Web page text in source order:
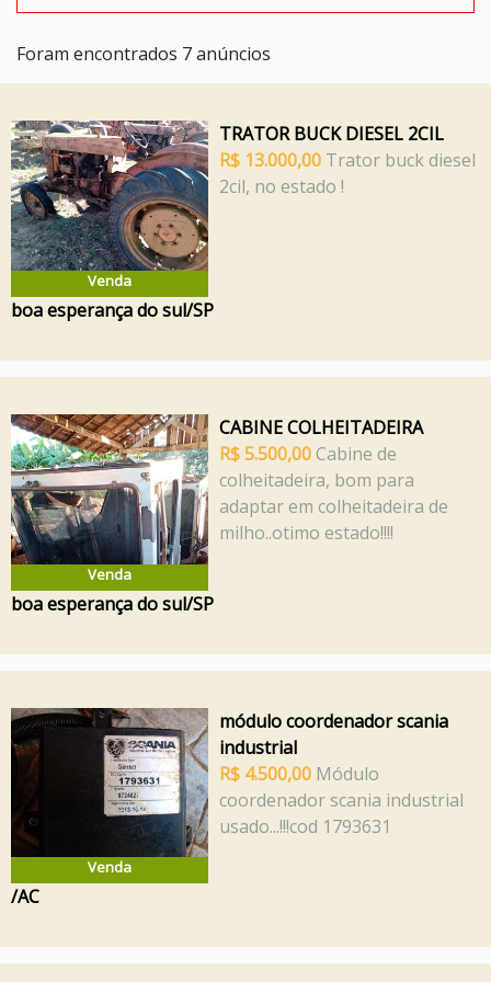
Foram encontrados 7 anúncios
Venda
TRATOR BUCK DIESEL 2CIL
R$ 13.000,00 Trator buck diesel
2cil, no estado !
boa esperança do sul/SP
Venda
CABINE COLHEITADEIRA
R$ 5.500,00 Cabine de
colheitadeira, bom para
adaptar em colheitadeira de
milho..otimo estado!!!!
boa esperança do sul/SP
Venda
módulo coordenador scania
industrial
R$ 4.500,00 Módulo
coordenador scania industrial
usado...!!!cod 1793631
/AC